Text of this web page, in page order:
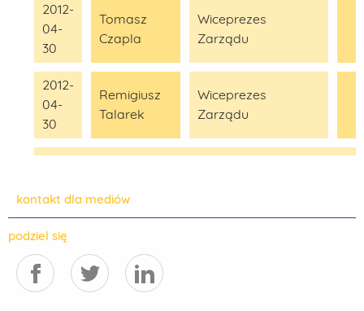
2012-
04-
30
Tomasz
Czapla
Wiceprezes
Zarządu
2012-
04-
30
Remigiusz
Talarek
Wiceprezes
Zarządu
kontakt dla mediów
podziel się